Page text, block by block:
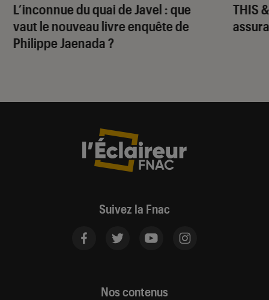
L’inconnue du quai de Javel : que
vaut le nouveau livre enquête de
Philippe Jaenada ?
THIS
Suivez la Fnac
Nos contenus